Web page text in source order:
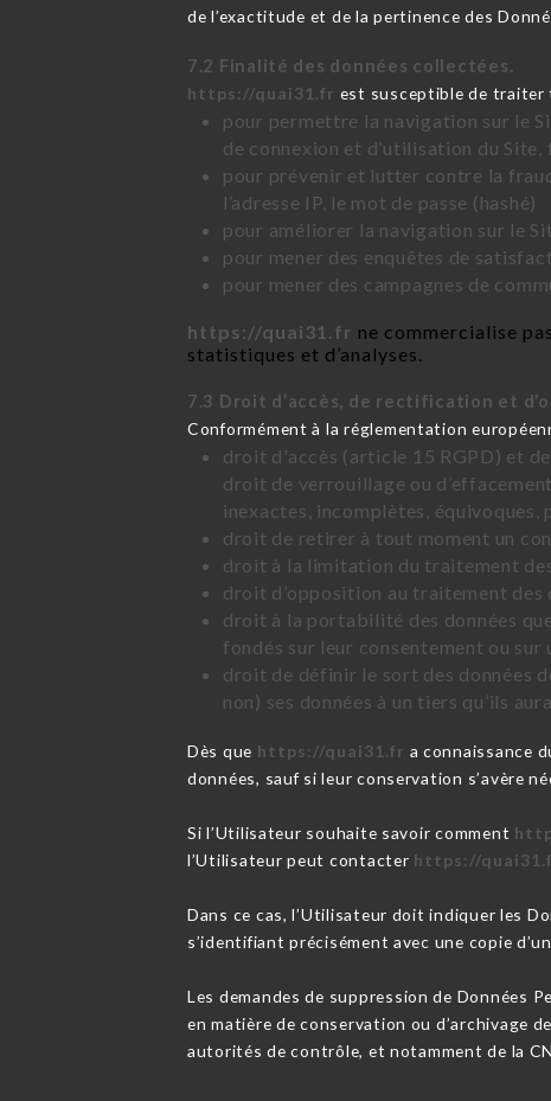
de l’exactitude et de la pertinence des
7.2 Finalité des données collectées.
https://quai31.fr est susceptible de traiter
pour permettre la navigation sur le
de connexion et d’utilisation du
pour prévenir et lutter contre la
l’adresse IP, le mot de passe (hashé)
pour améliorer la navigation sur le
pour mener des enquêtes de
pour mener des campagnes de
https://quai31.fr ne commercialise
statistiques et d’analyses.
7.3 Droit d’accès, de rectification et
Conformément à la réglementation
droit d'accès (article 15 RGPD) et
droit de verrouillage ou
inexactes, incomplètes,
droit de retirer à tout moment un
droit à la limitation du traitement
droit d’opposition au traitement
droit à la portabilité des données
fondés sur leur consentement ou
droit de définir le sort des données
non) ses données à un tiers qu’ils
Dès que https://quai31.fr a connaissance
données, sauf si leur conservation s’avère
Si l’Utilisateur souhaite savoir comment
l’Utilisateur peut contacter https://
Dans ce cas, l’Utilisateur doit indiquer les
s’identifiant précisément avec une copie
Les demandes de suppression de Données
en matière de conservation ou d’archivage
autorités de contrôle, et notamment de la